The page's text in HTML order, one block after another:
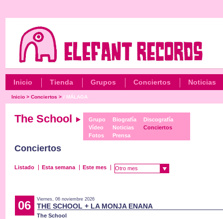
Inicio Tienda Grupos Conciertos Noticias
Inicio >Conciertos >/ MÁLAGA
The School
Grupo
Vídeo
Fotos
Biografía
Noticias
Prensa
Discografía
Conciertos
Conciertos
Listado Esta semana Este mes Otro mes
06 Viernes, 06 noviembre 2026
THE SCHOOL + LA MONJA ENANA
The School